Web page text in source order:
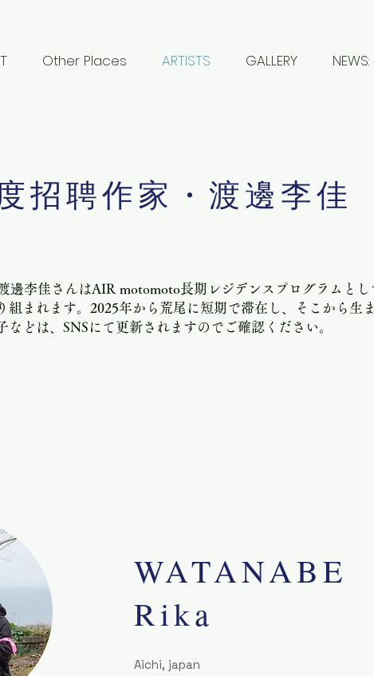
Other Places ARTISTS GALLERY
招聘作家・渡邊李佳
邊李佳さんはAIR motomoto長期レジデンスプログラムとし
組まれます。2025年から荒尾に短期で滞在し、そこから生
などは、SNSにて更新されますのでご確認ください。
WATANABE
Rika
Aichi, japan